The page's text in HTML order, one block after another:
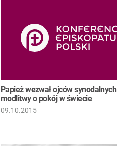
09.10.2015
Papież wezwał ojców
modlitwy o pokój w świecie